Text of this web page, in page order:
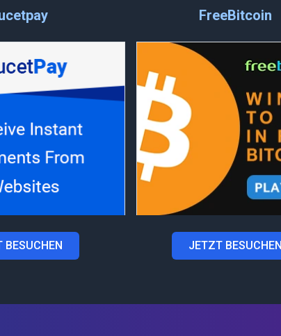
BESUCHEN
FreeBitcoin
JETZT BESUCHEN